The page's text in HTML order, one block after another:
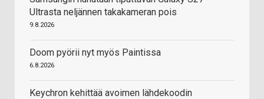
Ultrasta neljännen takakameran pois
9.8.2026
Doom pyörii nyt myös Paintissa
6.8.2026
Keychron kehittää avoimen lähdekoodin